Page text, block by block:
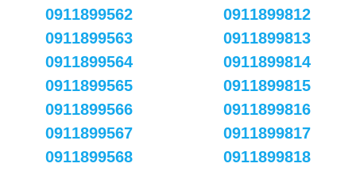
0911899562
0911899563
0911899564
0911899565
0911899566
0911899567
0911899568
0911899812
0911899813
0911899814
0911899815
0911899816
0911899817
0911899818